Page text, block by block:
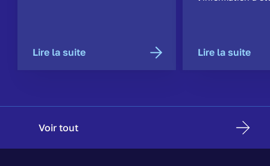
Lire la suite Lire la suite
Voir tout